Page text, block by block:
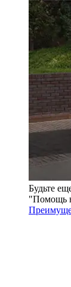
Будьте
"Помощь